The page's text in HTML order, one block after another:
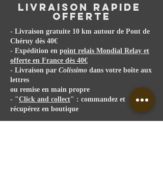
Livraison RAPIDE
offerte
- Livraison gratuite 10 km autour de Pont de
Chéruy dès 40€
- Expédition en point relais Mondial Relay et
offerte en France dès 40€
- Livraison par Colissimo dans votre boîte aux
lettres
ou remise en main propre
- "Click and collect" : commandez et
récupérez en boutique